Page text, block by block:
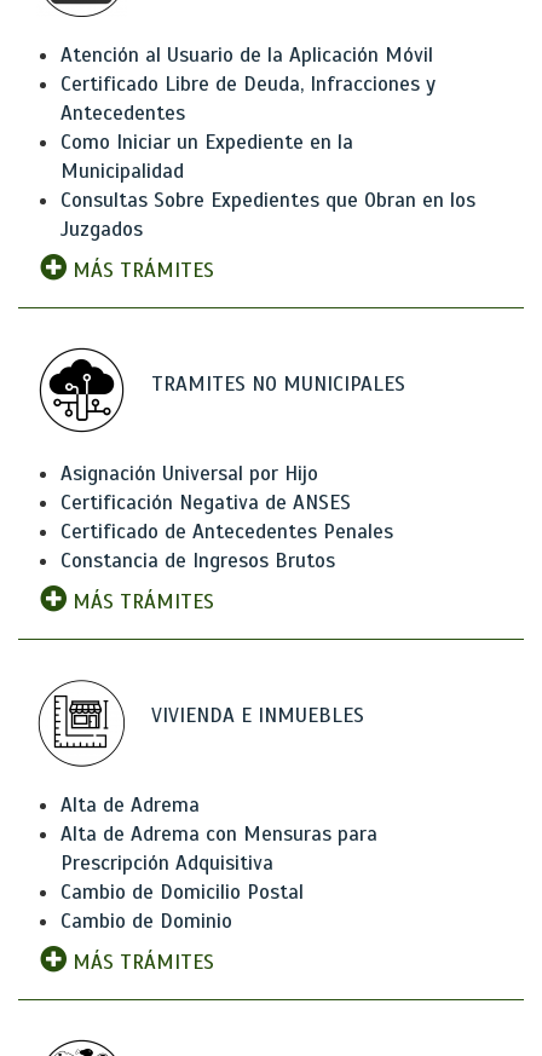
Atención al Usuario de la Aplicación Móvil
Certificado Libre de Deuda, Infracciones y
Antecedentes
Como Iniciar un Expediente en la
Municipalidad
Consultas Sobre Expedientes que Obran en los
Juzgados
MÁS TRÁMITES
TRAMITES NO MUNICIPALES
Asignación Universal por Hijo
Certificación Negativa de ANSES
Certificado de Antecedentes Penales
Constancia de Ingresos Brutos
MÁS TRÁMITES
VIVIENDA E INMUEBLES
Alta de Adrema
Alta de Adrema con Mensuras para
Prescripción Adquisitiva
Cambio de Domicilio Postal
Cambio de Dominio
MÁS TRÁMITES